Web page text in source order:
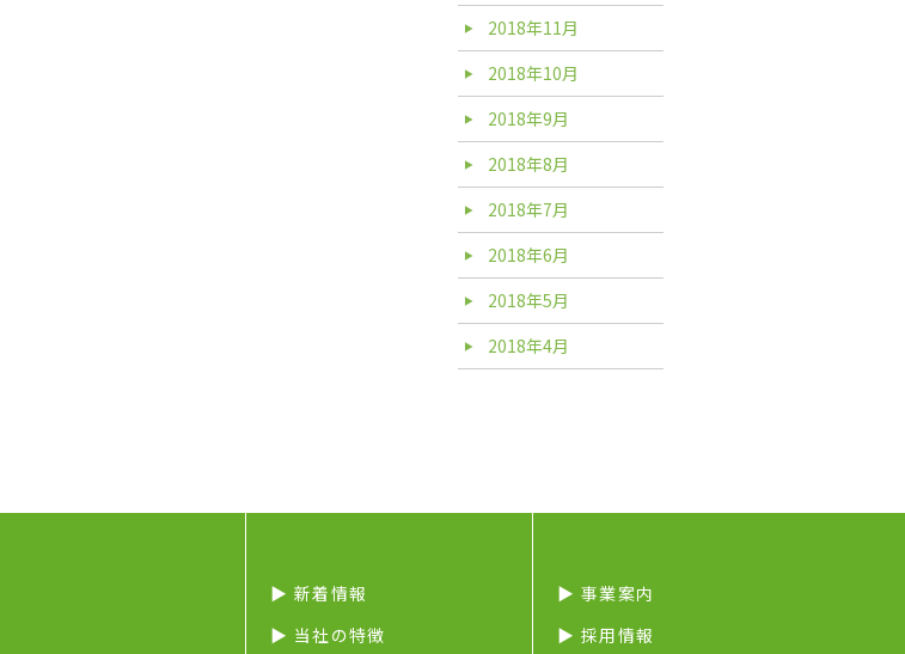
2018年11月
2018年10月
2018年9月
2018年8月
2018年7月
2018年6月
2018年5月
2018年4月
▶︎ 新着情報
▶︎ 当社の特徴
▶︎ 事業案内
▶︎ 採用情報